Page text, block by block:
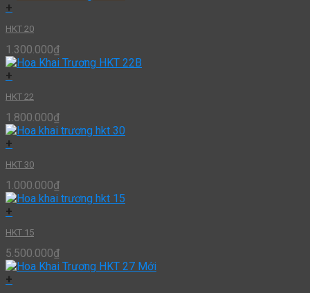
+
HKT 20
1.300.000₫
+
HKT 22
1.800.000₫
+
HKT 30
1.000.000₫
+
HKT 15
5.500.000₫
+